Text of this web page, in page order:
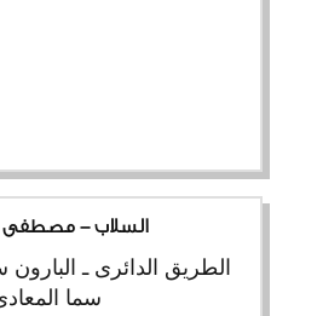
السلاب - مصطفى
الطريق الدائرى ـ
سما